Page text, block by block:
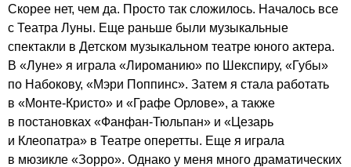
Скорее нет, чем да. Просто так сложилось. Началось все
с Театра Луны. Еще раньше были музыкальные
спектакли в Детском музыкальном театре юного актера.
В «Луне» я играла «Лироманию» по Шекспиру, «Губы»
по Набокову, «Мэри Поппинс». Затем я стала работать
в «Монте-Кристо» и «Графе Орлове», а также
в постановках «Фанфан-Тюльпан» и «Цезарь
и Клеопатра» в Театре оперетты. Еще я играла
в мюзикле «Зорро». Однако у меня много драматических